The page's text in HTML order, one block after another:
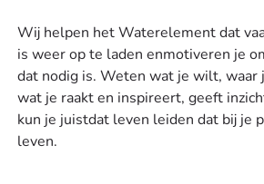
Wij helpen het Waterelement dat
is weer op te laden enmotiveren je
dat nodig is. Weten wat je wilt, waar
wat je raakt en inspireert, geeft
kun je juistdat leven leiden dat bij je
leven.